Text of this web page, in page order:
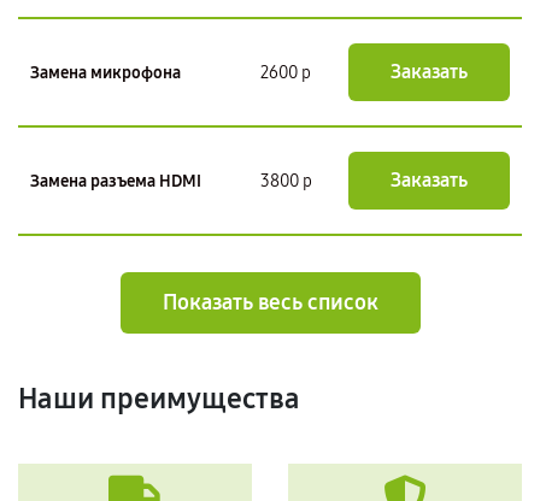
Замена микрофона 2600 р Заказать
Замена разъема HDMI 3800 р Заказать
Показать весь список
Наши преимущества